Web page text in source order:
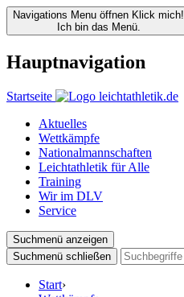
Navigations Menu öffnen Klick mich!
Ich bin das Menü.
Hauptnavigation
Startseite
Aktuelles
Wettkämpfe
Nationalmannschaften
Leichtathletik für Alle
Training
Wir im DLV
Service
Suchmenü anzeigen
Suchmenü schließen
Start›